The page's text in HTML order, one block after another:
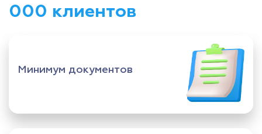
000 клиентов
Минимум документов